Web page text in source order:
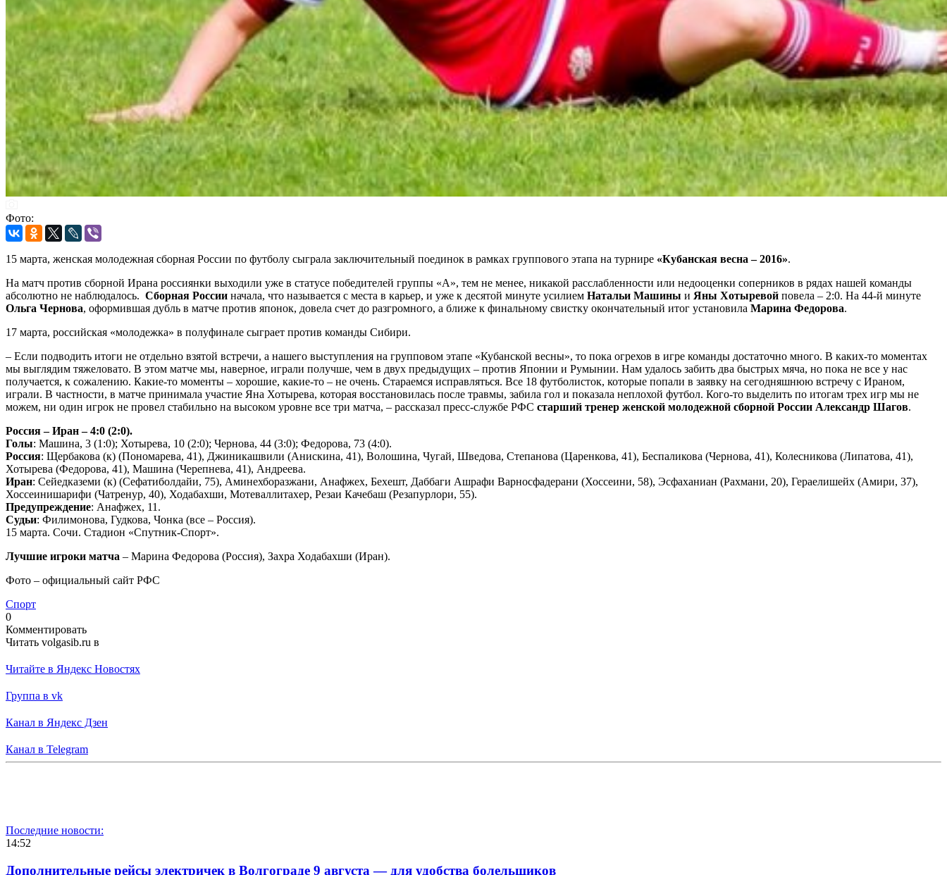
Фото:
15 марта, женская молодежная сборная России по футболу сыграла заключительный поединок в рамках группового этапа на турнире «Кубанская весна – 2016».
На матч против сборной Ирана россиянки выходили уже в статусе победителей группы «А», тем не менее, никакой расслабленности или недооценки соперников в рядах нашей команды
абсолютно не наблюдалось. Сборная России начала, что называется с места в карьер, и уже к десятой минуте усилием Натальи Машины и Яны Хотыревой повела – 2:0. На 44-й минуте
Ольга Чернова, оформившая дубль в матче против японок, довела счет до разгромного, а ближе к финальному свистку окончательный итог установила Марина Федорова.
17 марта, российская «молодежка» в полуфинале сыграет против команды Сибири.
– Если подводить итоги не отдельно взятой встречи, а нашего выступления на групповом этапе «Кубанской весны», то пока огрехов в игре команды достаточно много. В каких-то моментах
мы выглядим тяжеловато. В этом матче мы, наверное, играли получше, чем в двух предыдущих – против Японии и Румынии. Нам удалось забить два быстрых мяча, но пока не все у нас
получается, к сожалению. Какие-то моменты – хорошие, какие-то – не очень. Стараемся исправляться. Все 18 футболисток, которые попали в заявку на сегодняшнюю встречу с Ираном,
играли. В частности, в матче принимала участие Яна Хотырева, которая восстановилась после травмы, забила гол и показала неплохой футбол. Кого-то выделить по итогам трех игр мы не
можем, ни один игрок не провел стабильно на высоком уровне все три матча, – рассказал пресс-службе РФС старший тренер женской молодежной сборной России Александр Шагов.
Россия – Иран – 4:0 (2:0).
Голы: Машина, 3 (1:0); Хотырева, 10 (2:0); Чернова, 44 (3:0); Федорова, 73 (4:0).
Россия: Щербакова (к) (Пономарева, 41), Джиникашвили (Анискина, 41), Волошина, Чугай, Шведова, Степанова (Царенкова, 41), Беспаликова (Чернова, 41), Колесникова (Липатова, 41),
Хотырева (Федорова, 41), Машина (Черепнева, 41), Андреева.
Иран: Сейедказеми (к) (Сефатиболдайи, 75), Аминехборазжани, Анафжех, Бехешт, Даббаги Ашрафи Варносфадерани (Хоссеини, 58), Эсфаханиан (Рахмани, 20), Гераелишейх (Амири, 37),
Хоссеинишарифи (Чатренур, 40), Ходабахши, Мотеваллитахер, Резаи Качебаш (Резапурлори, 55).
Предупреждение: Анафжех, 11.
Судьи: Филимонова, Гудкова, Чонка (все – Россия).
15 марта. Сочи. Стадион «Спутник-Спорт».
Лучшие игроки матча – Марина Федорова (Россия), Захра Ходабахши (Иран).
Фото – официальный сайт РФС
Спорт
0
Комментировать
Читать volgasib.ru в
Читайте в Яндекс Новостях
Группа в vk
Канал в Яндекс Дзен
Канал в Telegram
Последние новости:
14:52
Дополнительные рейсы электричек в Волгограде 9 августа — для удобства болельщиков